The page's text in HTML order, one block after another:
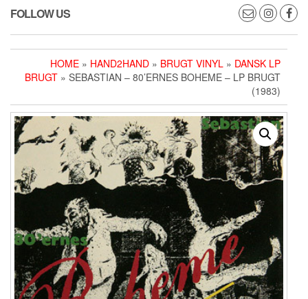
FOLLOW US
HOME » HAND2HAND » BRUGT VINYL » DANSK LP
BRUGT » SEBASTIAN ‎– 80’ERNES BOHEME – LP BRUGT
(1983)